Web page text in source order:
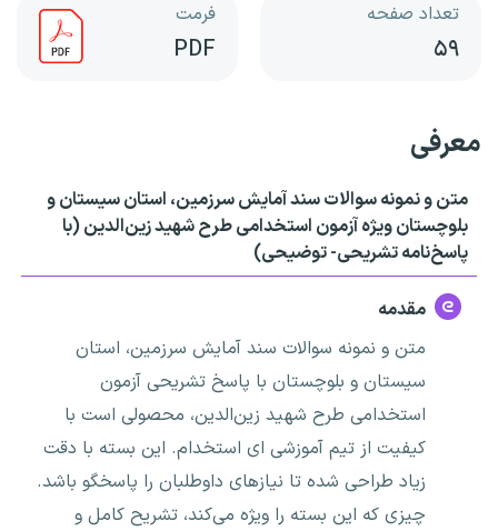
تعداد صفحه
۵۹
فرمت
PDF
معرفی
متن و نمونه سوالات سند آمایش سرزمین، استان سیستان و
بلوچستان ویژه آزمون استخدامی طرح شهید زین‌الدین (با
پاسخ‌نامه تشریحی- توضیحی)
مقدمه
متن و نمونه سوالات سند آمایش سرزمین، استان
سیستان و بلوچستان با پاسخ تشریحی آزمون
استخدامی طرح شهید زین‌الدین، محصولی است با
کیفیت از تیم آموزشی ای استخدام. این بسته با دقت
زیاد طراحی شده تا نیازهای داوطلبان را پاسخگو باشد.
چیزی که این بسته را ویژه می‌کند، تشریح کامل و